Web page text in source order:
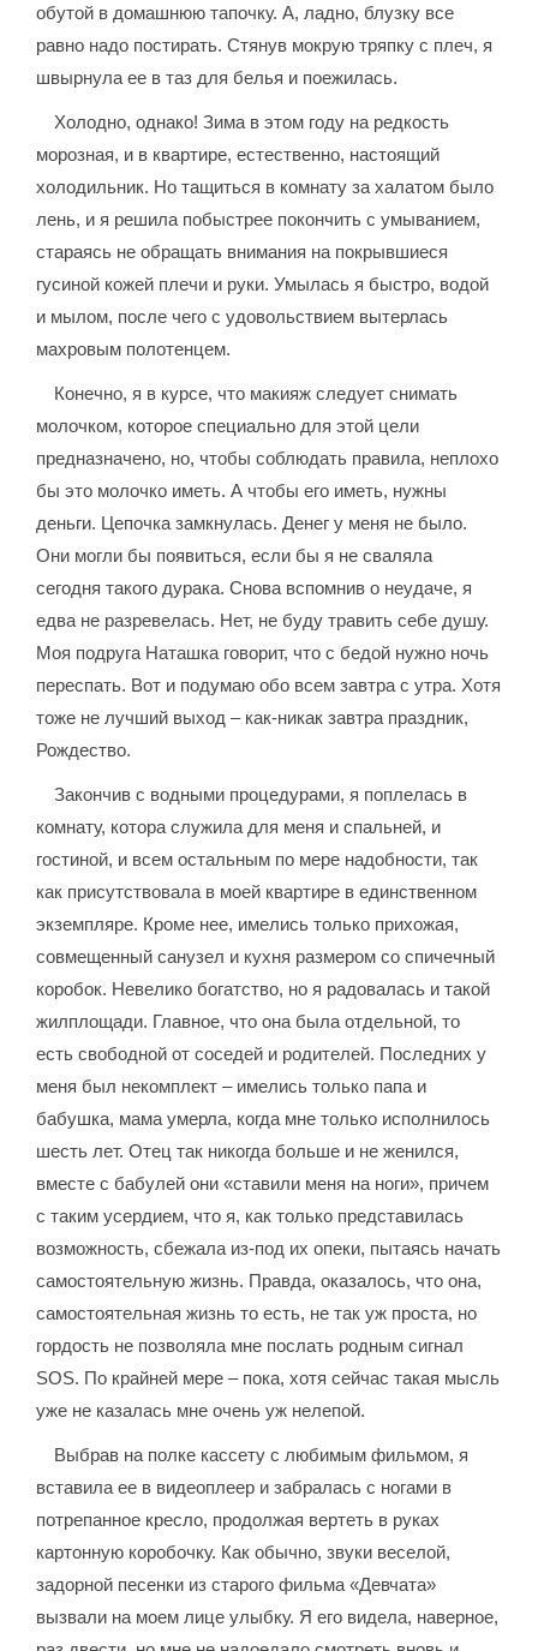
обутой в домашнюю тапочку. А, ладно, блузку все
равно надо постирать. Стянув мокрую тряпку с плеч, я
швырнула ее в таз для белья и поежилась.
Холодно, однако! Зима в этом году на редкость
морозная, и в квартире, естественно, настоящий
холодильник. Но тащиться в комнату за халатом было
лень, и я решила побыстрее покончить с умыванием,
стараясь не обращать внимания на покрывшиеся
гусиной кожей плечи и руки. Умылась я быстро, водой
и мылом, после чего с удовольствием вытерлась
махровым полотенцем.
Конечно, я в курсе, что макияж следует снимать
молочком, которое специально для этой цели
предназначено, но, чтобы соблюдать правила, неплохо
бы это молочко иметь. А чтобы его иметь, нужны
деньги. Цепочка замкнулась. Денег у меня не было.
Они могли бы появиться, если бы я не сваляла
сегодня такого дурака. Снова вспомнив о неудаче, я
едва не разревелась. Нет, не буду травить себе душу.
Моя подруга Наташка говорит, что с бедой нужно ночь
переспать. Вот и подумаю обо всем завтра с утра. Хотя
тоже не лучший выход – как-никак завтра праздник,
Рождество.
Закончив с водными процедурами, я поплелась в
комнату, котора служила для меня и спальней, и
гостиной, и всем остальным по мере надобности, так
как присутствовала в моей квартире в единственном
экземпляре. Кроме нее, имелись только прихожая,
совмещенный санузел и кухня размером со спичечный
коробок. Невелико богатство, но я радовалась и такой
жилплощади. Главное, что она была отдельной, то
есть свободной от соседей и родителей. Последних у
меня был некомплект – имелись только папа и
бабушка, мама умерла, когда мне только исполнилось
шесть лет. Отец так никогда больше и не женился,
вместе с бабулей они «ставили меня на ноги», причем
с таким усердием, что я, как только представилась
возможность, сбежала из-под их опеки, пытаясь начать
самостоятельную жизнь. Правда, оказалось, что она,
самостоятельная жизнь то есть, не так уж проста, но
гордость не позволяла мне послать родным сигнал
SOS. По крайней мере – пока, хотя сейчас такая мысль
уже не казалась мне очень уж нелепой.
Выбрав на полке кассету с любимым фильмом, я
вставила ее в видеоплеер и забралась с ногами в
потрепанное кресло, продолжая вертеть в руках
картонную коробочку. Как обычно, звуки веселой,
задорной песенки из старого фильма «Девчата»
вызвали на моем лице улыбку. Я его видела, наверное,